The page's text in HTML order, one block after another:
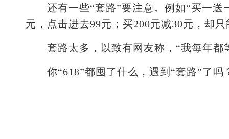
还有一些“套路”要注意。例如“买一送
元，点击进去99元；买200元减30元，却
套路太多，以致有网友称，“我每年都
你“618”都囤了什么，遇到“套路”了吗